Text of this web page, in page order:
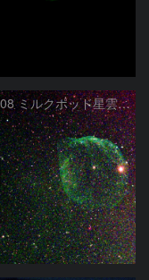
Sh2-308 ミルクポッド星雲 2026-3-10